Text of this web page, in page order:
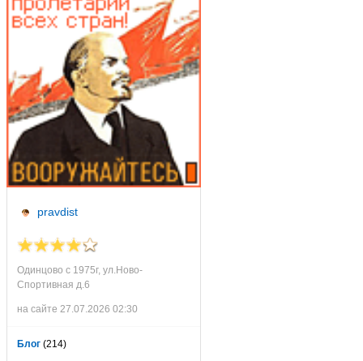
pravdist
Одинцово с 1975г, ул.Ново-
Спортивная д.6
на сайте 27.07.2026 02:30
Блог (214)